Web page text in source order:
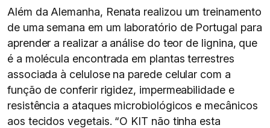
Além da Alemanha, Renata realizou um treinamento
de uma semana em um laboratório de Portugal para
aprender a realizar a análise do teor de lignina, que
é a molécula encontrada em plantas terrestres
associada à celulose na parede celular com a
função de conferir rigidez, impermeabilidade e
resistência a ataques microbiológicos e mecânicos
aos tecidos vegetais. “O KIT não tinha esta